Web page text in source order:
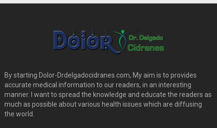
By starting Dolor-Drdelgadocidranes.com, My aim is to provides
accurate medical information to our readers, in an interesting
manner. I want to spread the knowledge and educate the readers as
much as possible about various health issues which are diffusing
the world.